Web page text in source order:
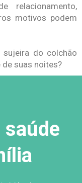
relacionamento,
motivos podem
sujeira do colchão
suas noites?
saúde